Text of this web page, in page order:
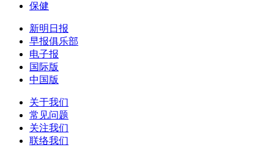
保健
新明日报
早报俱乐部
电子报
国际版
中国版
关于我们
常见问题
关注我们
联络我们